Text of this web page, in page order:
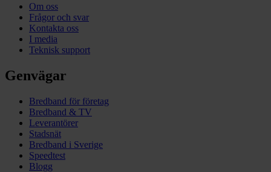
Om oss
Frågor och svar
Kontakta oss
I media
Teknisk support
Genvägar
Bredband för företag
Bredband & TV
Leverantörer
Stadsnät
Bredband i Sverige
Speedtest
Blogg